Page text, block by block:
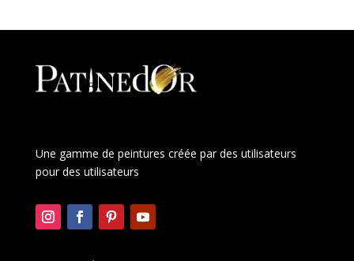
Une gamme de peintures créée par des utilisateurs
pour des utilisateurs